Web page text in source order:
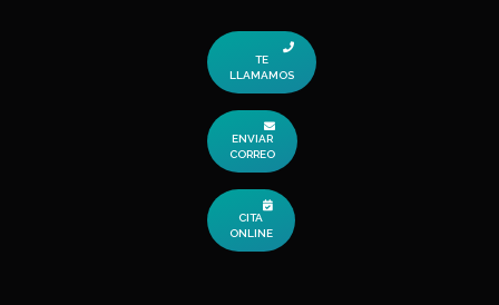
TE
LLAMAMOS
ENVIAR
CORREO
CITA
ONLINE